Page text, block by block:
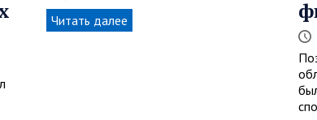
Читать далее